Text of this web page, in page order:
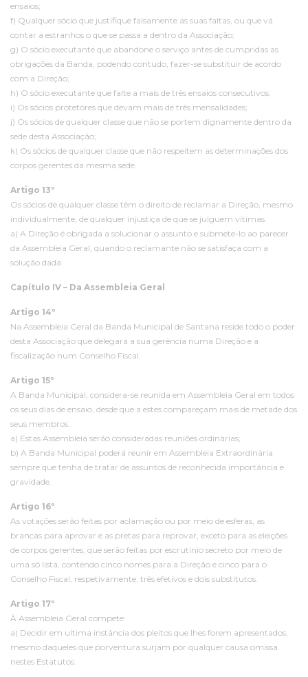
ensaios;
f) Qualquer sócio que justifique falsamente as suas faltas, ou que vá
contar a estranhos o que se passa a dentro da Associação;
g) O sócio executante que abandone o serviço antes de cumpridas as
obrigações da Banda, podendo contudo, fazer-se substituir de acordo
com a Direção;
h) O sócio executante que falte a mais de três ensaios consecutivos;
i) Os sócios protetores que devam mais de três mensalidades;
j) Os sócios de qualquer classe que não se portem dignamente dentro da
sede desta Associação;
k) Os sócios de qualquer classe que não respeitem as determinações dos
corpos gerentes da mesma sede.
Artigo 13º
Os sócios de qualquer classe têm o direito de reclamar a Direção, mesmo
individualmente, de qualquer injustiça de que se julguem vítimas.
a) A Direção é obrigada a solucionar o assunto e submete-lo ao parecer
da Assembleia Geral, quando o reclamante não se satisfaça com a
solução dada.
Capítulo IV – Da Assembleia Geral
Artigo 14º
Na Assembleia Geral da Banda Municipal de Santana reside todo o poder
desta Associação que delegará a sua gerência numa Direção e a
fiscalização num Conselho Fiscal.
Artigo 15º
A Banda Municipal, considera-se reunida em Assembleia Geral em todos
os seus dias de ensaio, desde que a estes compareçam mais de metade dos
seus membros.
a) Estas Assembleia serão consideradas reuniões ordinárias;
b) A Banda Municipal poderá reunir em Assembleia Extraordinária
sempre que tenha de tratar de assuntos de reconhecida importância e
gravidade.
Artigo 16º
As votações serão feitas por aclamação ou por meio de esferas, as
brancas para aprovar e as pretas para reprovar, exceto para as eleições
de corpos gerentes, que serão feitas por escrutínio secreto por meio de
uma só lista, contendo cinco nomes para a Direção e cinco para o
Conselho Fiscal, respetivamente, três efetivos e dois substitutos.
Artigo 17º
À Assembleia Geral compete:
a) Decidir em ultima instância dos pleitos que lhes forem apresentados,
mesmo daqueles que porventura surjam por qualquer causa omissa
nestes Estatutos.